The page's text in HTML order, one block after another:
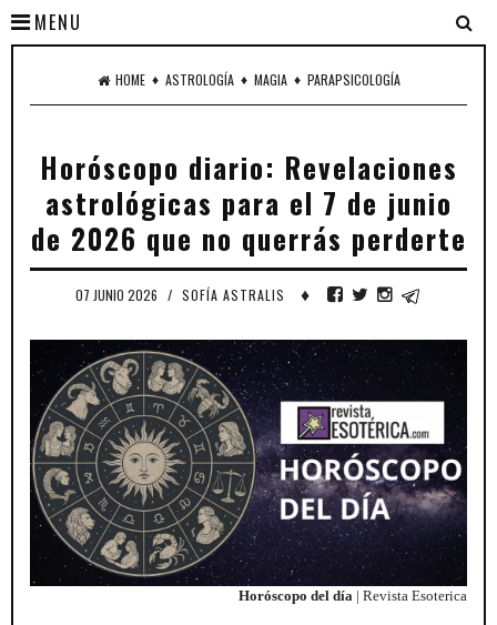
MENU
HOME ♦ ASTROLOGÍA ♦ MAGIA ♦ PARAPSICOLOGÍA
Horóscopo diario: Revelaciones
astrológicas para el 7 de junio
de 2026 que no querrás perderte
07 JUNIO 2026 / SOFÍA ASTRALIS ♦
Horóscopo del día | Revista Esoterica